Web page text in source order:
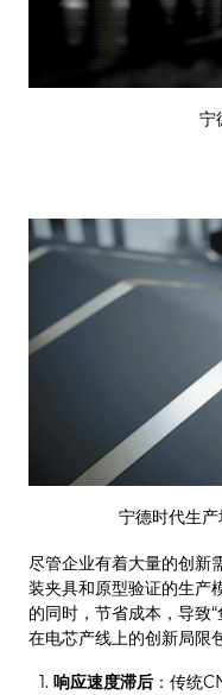
宁
宁德时代生
尽管企业有着大量的创新
装夹具和原型验证的生产
的同时，节省成本，导致“
在电芯产线上的创新局限
响应速度滞后 ：传统